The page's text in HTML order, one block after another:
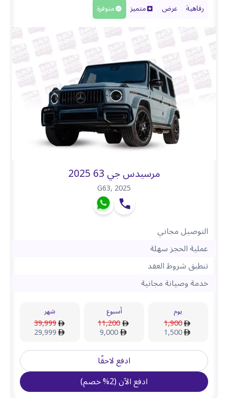
رفاهية عرض متميز متوفرة
مرسيدس جي 63 2025
G63,2025
التوصيل مجاني
عملية الحجز سهلة
تنطبق شروط العقد
خدمة وصيانة مجانية
يوم
1,900
1,500
أسبوع
11,200
9,000
شهر
39,999
29,999
ادفع لاحقًا
ادفع الآن(
2
%خصم)